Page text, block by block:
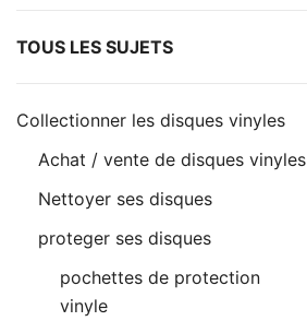
TOUS LES SUJETS
Collectionner les disques vinyles
Achat / vente de disques vinyles
Nettoyer ses disques
proteger ses disques
pochettes de protection
vinyle